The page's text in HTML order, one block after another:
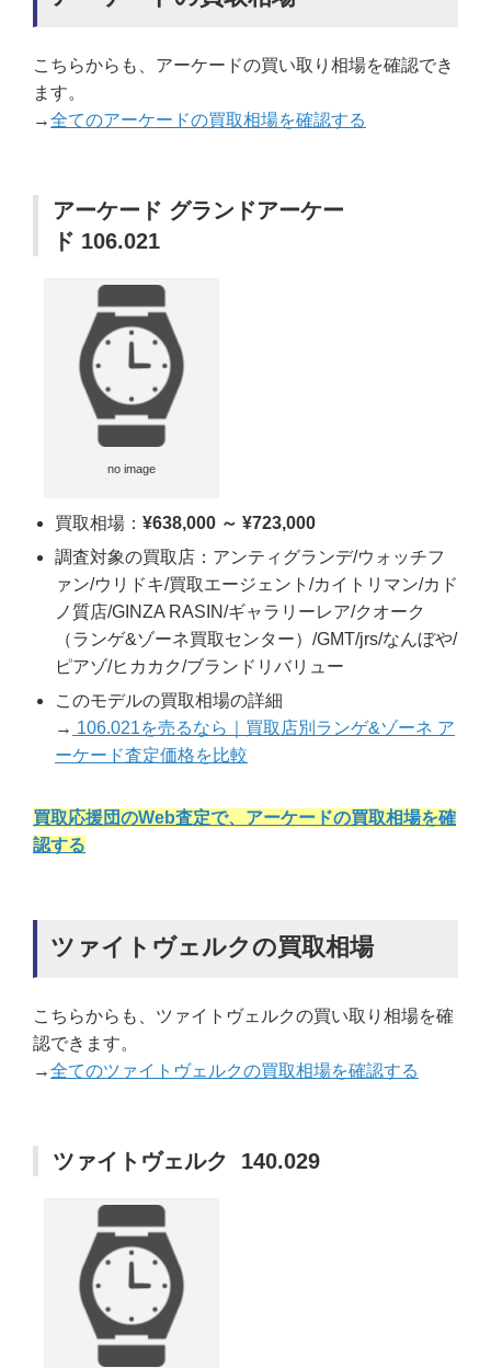
こちらからも、アーケードの買い取り相場を確認でき
ます。
→全てのアーケードの買取相場を確認する
アーケード グランドアーケー
ド 106.021
no image
買取相場： ¥638,000 ～ ¥723,000
調査対象の買取店：アンティグランデ/ウォッチフ
ァン/ウリドキ/買取エージェント/カイトリマン/カド
ノ質店/GINZA RASIN/ギャラリーレア/クオーク
（ランゲ&ゾーネ買取センター）/GMT/jrs/なんぼや/
ピアゾ/ヒカカク/ブランドリバリュー
このモデルの買取相場の詳細
→ 106.021を売るなら｜買取店別ランゲ&ゾーネ ア
ーケード査定価格を比較
買取応援団のWeb査定で、アーケードの買取相場を確
認する
ツァイトヴェルクの買取相場
こちらからも、ツァイトヴェルクの買い取り相場を確
認できます。
→全てのツァイトヴェルクの買取相場を確認する
ツァイトヴェルク 140.029